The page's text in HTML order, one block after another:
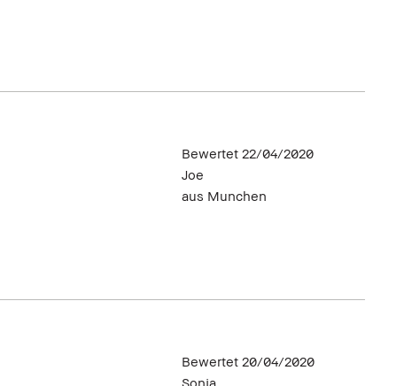
Bewertet 22/04/2020
Joe
aus Munchen
Bewertet 20/04/2020